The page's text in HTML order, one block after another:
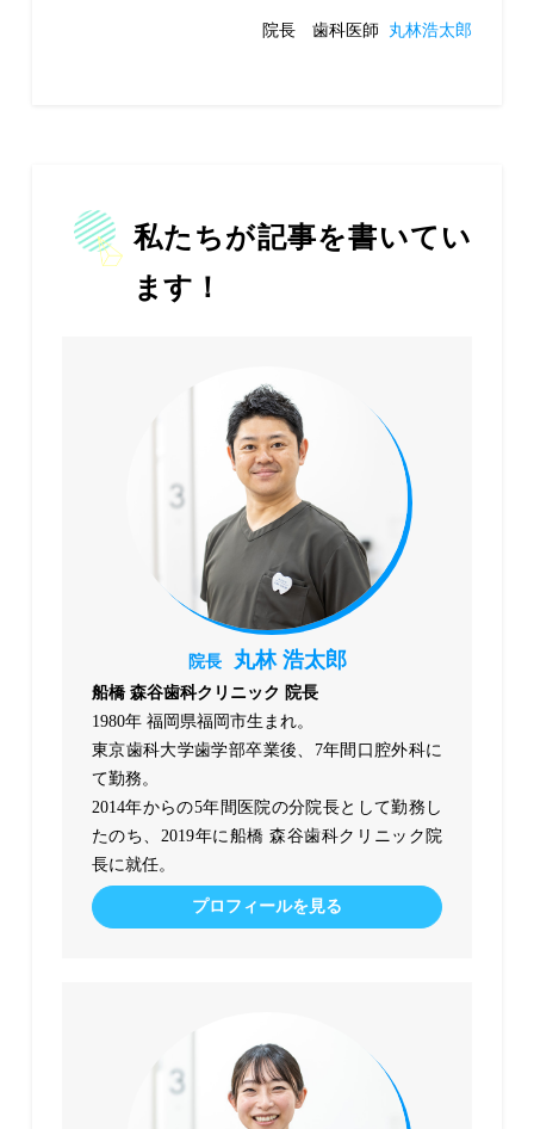
院長 歯科医師 丸林浩太郎
私たちが記事を書いてい
ます！
院長 丸林 浩太郎
船橋 森谷歯科クリニック 院長
1980年 福岡県福岡市生まれ。
東京歯科大学歯学部卒業後、7年間口腔外科に
て勤務。
2014年からの5年間医院の分院長として勤務し
たのち、2019年に船橋 森谷歯科クリニック院
長に就任。
プロフィールを見る